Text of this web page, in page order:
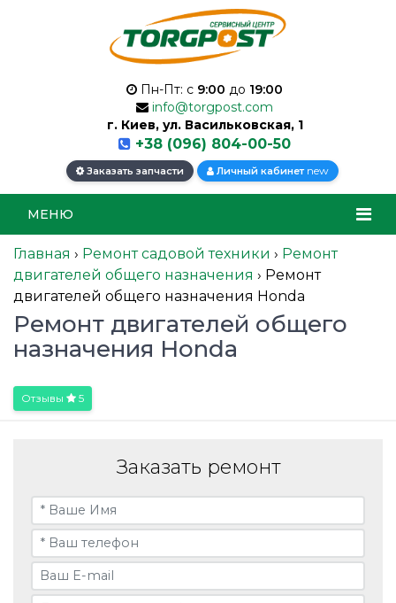
Пн-Пт: с 9:00 до 19:00
info@torgpost.com
г. Киев, ул. Васильковская, 1
+38 (096) 804-00-50
Заказать запчасти Личный кабинет new
МЕНЮ
Главная › Ремонт садовой техники › Ремонт
двигателей общего назначения › Ремонт
двигателей общего назначения Honda
Ремонт двигателей общего
назначения Honda
Отзывы 5
Заказать ремонт